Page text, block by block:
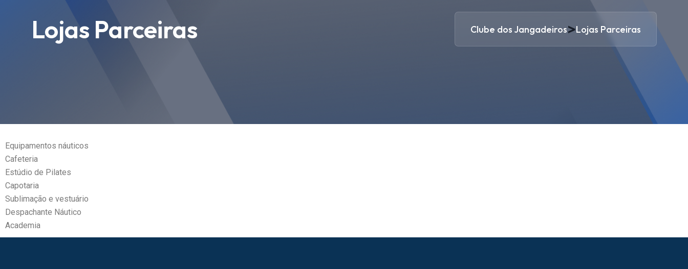
Lojas Parceiras Clube dos Jangadeiros>Lojas Parceiras
Equipamentos náuticos
Cafeteria
Estúdio de Pilates
Capotaria
Sublimação e vestuário
Despachante Náutico
Academia